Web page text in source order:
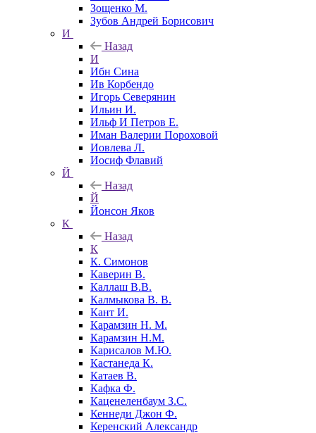
Зощенко М.
Зубов Андрей Борисович
И
Назад
И
Ибн Сина
Ив Корбендо
Игорь Северянин
Ильин И.
Ильф И Петров Е.
Иман Валерии Пороховой
Иовлева Л.
Иосиф Флавий
Й
Назад
Й
Йонсон Яков
К
Назад
К
К. Симонов
Каверин В.
Каллаш В.В.
Калмыкова В. В.
Кант И.
Карамзин Н. М.
Карамзин Н.М.
Карисалов М.Ю.
Кастанеда К.
Катаев В.
Кафка Ф.
Каценеленбаум З.С.
Кеннеди Джон Ф.
Керенский Александр